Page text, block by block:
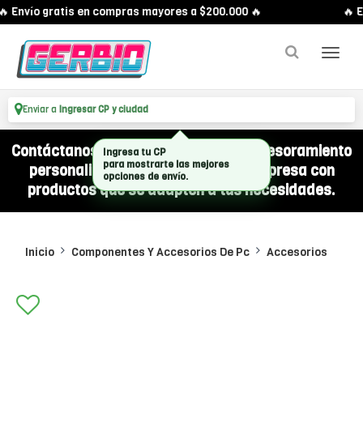
Envío gratis en compras mayores a $200.000 🔥 🔥
Enviar a Ingresar CP y ciudad
Contáctanos por WhatsApp y recibí asesoramiento
personalizado para equipar a tu empresa con
productos que se adapten a tus necesidades.
Inicio Componentes Y Accesorios De Pc Accesorios
Ingresa tu CP
para mostrarte las mejores
opciones de envío.